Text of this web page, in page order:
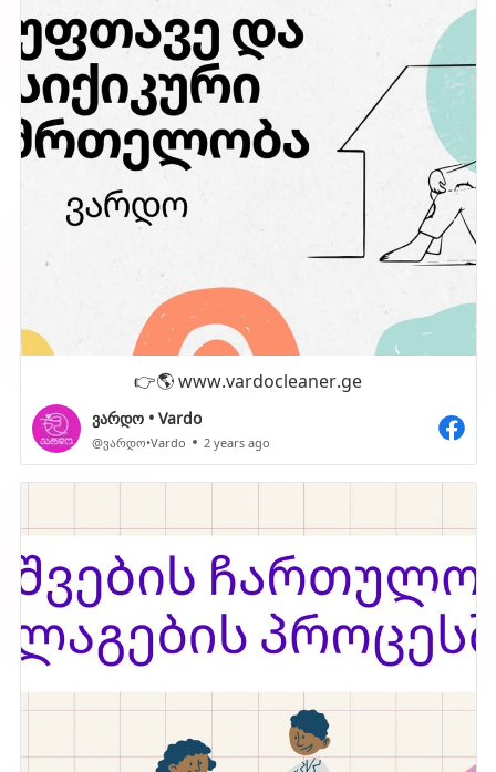
👉🌎 www.vardocleaner.ge
ვარდო • Vardo
@ვარდო•Vardo 2 years ago